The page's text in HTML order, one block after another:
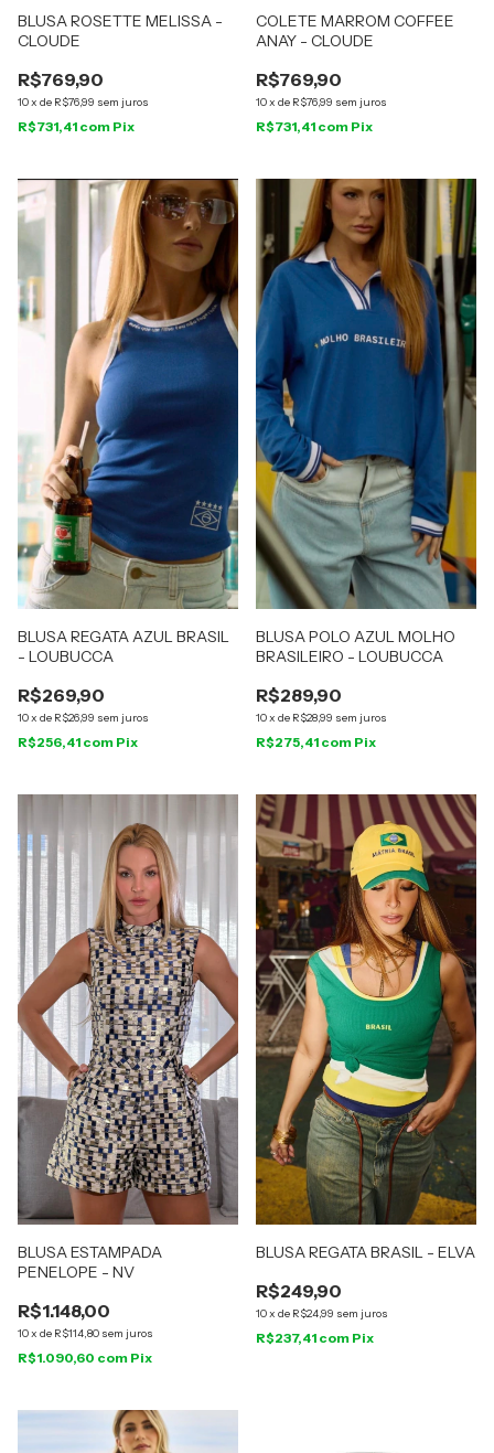
BLUSA ROSETTE MELISSA -
CLOUDE
R$769,90
10x de R$76,99 sem juros
R$731,41 com Pix
COLETE MARROM COFFEE
ANAY - CLOUDE
R$769,90
10x de R$76,99 sem juros
R$731,41 com Pix
BLUSA REGATA AZUL BRASIL
- LOUBUCCA
R$269,90
10x de R$26,99 sem juros
R$256,41 com Pix
BLUSA POLO AZUL MOLHO
BRASILEIRO - LOUBUCCA
R$289,90
10x de R$28,99 sem juros
R$275,41 com Pix
BLUSA ESTAMPADA
PENELOPE - NV
R$1.148,00
10x de R$114,80 sem juros
R$1.090,60 com Pix
BLUSA REGATA BRASIL - ELVA
R$249,90
10x de R$24,99 sem juros
R$237,41 com Pix